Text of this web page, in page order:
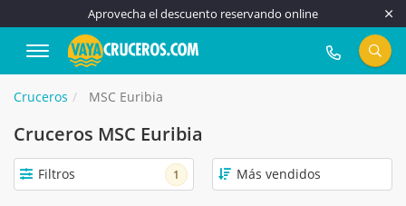
Aprovecha el descuento reservando online
917 815 555
Cruceros MSC Euribia
Cruceros MSC Euribia
Filtros 1